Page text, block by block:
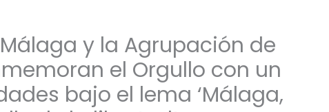
y la Agrupación de
el Orgullo con un
bajo el lema ‘Málaga,